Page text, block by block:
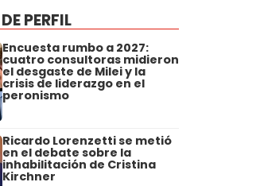
PERFIL
Encuesta rumbo a 2027:
cuatro consultoras midieron
el desgaste de Milei y la
crisis de liderazgo en el
peronismo
Ricardo Lorenzetti se metió
en el debate sobre la
inhabilitación de Cristina
Kirchner